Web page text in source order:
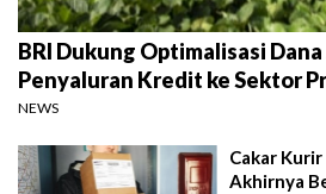
BRI Dukung Optimalisasi
Penyaluran Kredit ke Sektor
NEWS
Cakar
Akhirnya